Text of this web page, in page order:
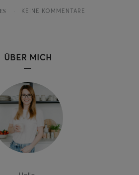
KEINE KOMMENTARE
ÜBER MICH